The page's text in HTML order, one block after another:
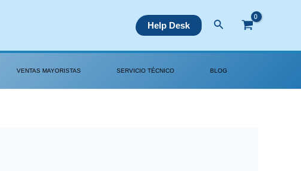
Help Desk Buscar
VENTAS MAYORISTAS SERVICIO TÉCNICO BLOG